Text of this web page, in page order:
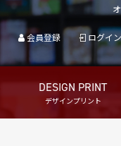
DESIGN PRINT
デザインプリント
会員登録 ログイン